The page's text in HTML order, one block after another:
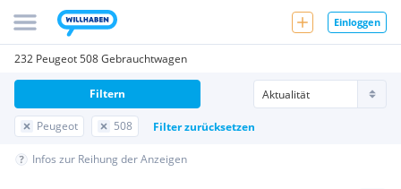
Einloggen
232 Peugeot 508 Gebrauchtwagen
Peugeot 508 Filter zurücksetzen
Filtern
Infos zur Reihung der Anzeigen